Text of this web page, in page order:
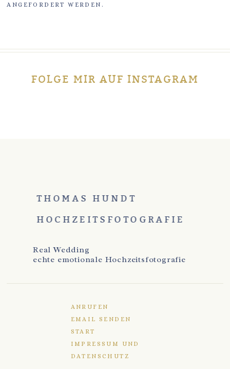
ANGEFORDERT WERDEN.
FOLGE MIR AUF INSTAGRAM
THOMAS HUNDT
HOCHZEITSFOTOGRAFIE
Real Wedding
echte emotionale Hochzeitsfotografie
ANRUFEN
EMAIL SENDEN
START
IMPRESSUM UND
DATENSCHUTZ